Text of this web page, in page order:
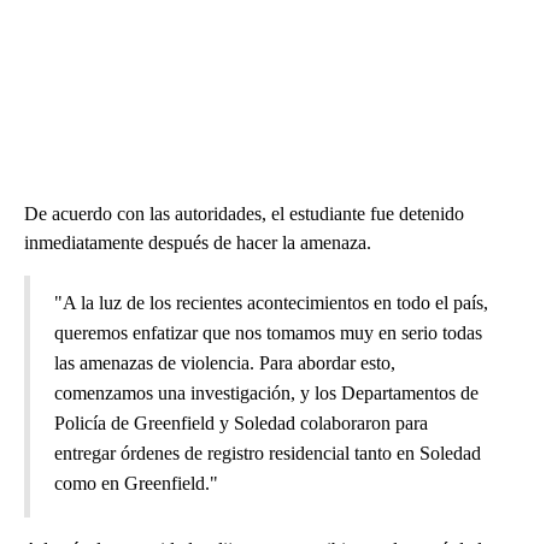
De acuerdo con las autoridades, el estudiante fue detenido
inmediatamente después de hacer la amenaza.
"A la luz de los recientes acontecimientos en todo el país,
queremos enfatizar que nos tomamos muy en serio todas
las amenazas de violencia. Para abordar esto,
comenzamos una investigación, y los Departamentos de
Policía de Greenfield y Soledad colaboraron para
entregar órdenes de registro residencial tanto en Soledad
como en Greenfield."